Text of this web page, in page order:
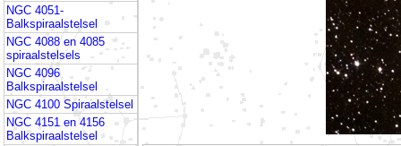
NGC 4051-
Balkspiraalstelsel
NGC 4088 en 4085
spiraalstelsels
NGC 4096
Balkspiraalstelsel
NGC 4100 Spiraalstelsel
NGC 4151 en 4156
Balkspiraalstelsel